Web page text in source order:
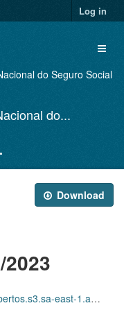
Log in
do...
Download
+SISREF/D.SRF.FQS.001.ACSINSS.202306.csv